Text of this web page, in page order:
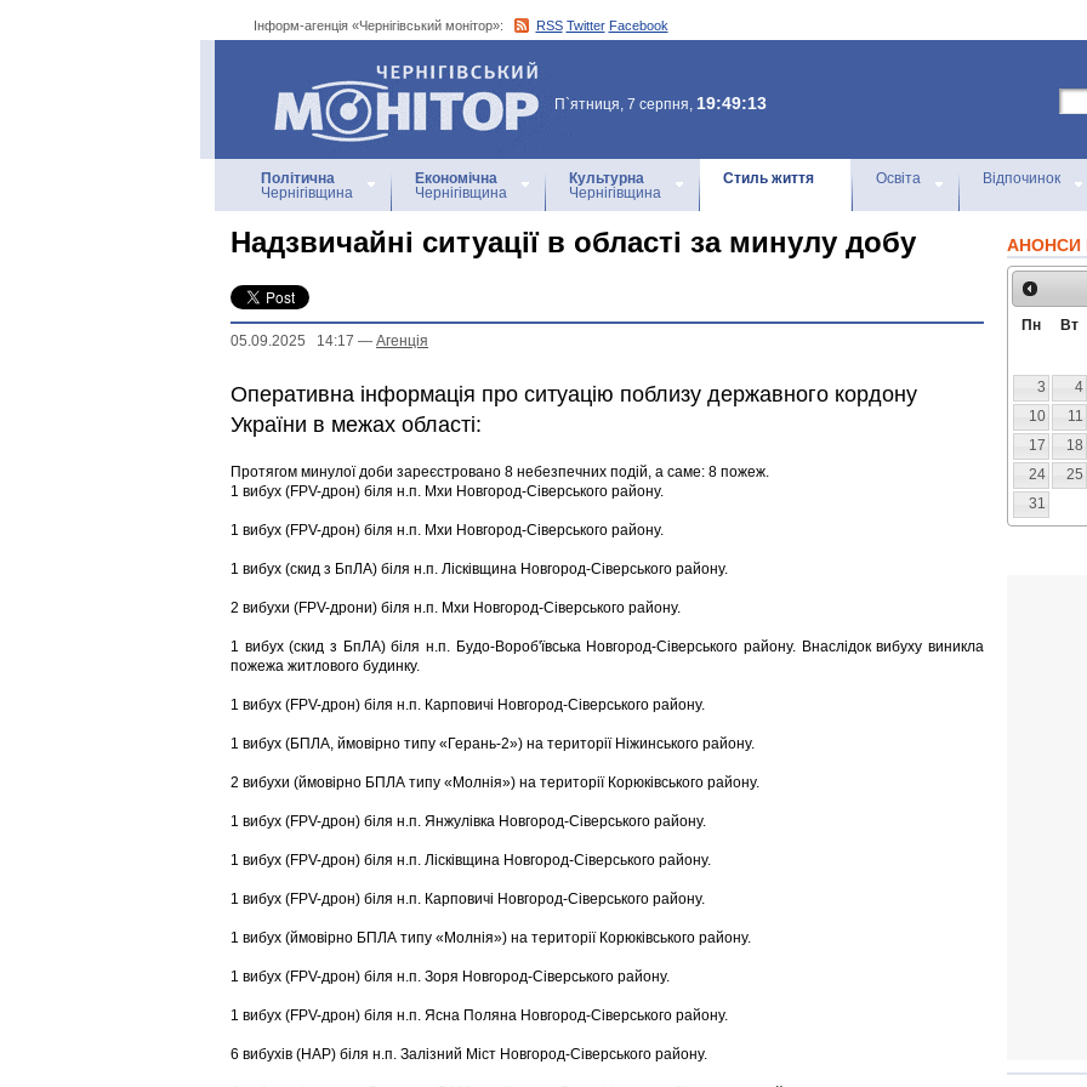
Інформ-агенція «Чернігівський монітор»: RSS Twitter Facebook
Інформ-агенція
«Чернігівський монітор»
П`ятниця, 7 серпня, 19:49:13
Політична
Чернігівщина
Економічна
Чернігівщина
Культурна
Чернігівщина
Стиль життя Освіта Відпочинок
Надзвичайні ситуації в області за минулу добу
05.09.2025 14:17 — Агенцiя
Оперативна інформація про ситуацію поблизу державного кордону
України в межах області:
Протягом минулої доби зареєстровано 8 небезпечних подій, а саме: 8 пожеж.
1 вибух (FPV-дрон) біля н.п. Мхи Новгород-Сіверського району.
1 вибух (FPV-дрон) біля н.п. Мхи Новгород-Сіверського району.
1 вибух (скид з БпЛА) біля н.п. Лісківщина Новгород-Сіверського району.
2 вибухи (FPV-дрони) біля н.п. Мхи Новгород-Сіверського району.
1 вибух (скид з БпЛА) біля н.п. Будо-Вороб'ївська Новгород-Сіверського району. Внаслідок вибуху виникла
пожежа житлового будинку.
1 вибух (FPV-дрон) біля н.п. Карповичі Новгород-Сіверського району.
1 вибух (БПЛА, ймовірно типу «Герань-2») на території Ніжинського району.
2 вибухи (ймовірно БПЛА типу «Молнія») на території Корюківського району.
1 вибух (FPV-дрон) біля н.п. Янжулівка Новгород-Сіверського району.
1 вибух (FPV-дрон) біля н.п. Лісківщина Новгород-Сіверського району.
1 вибух (FPV-дрон) біля н.п. Карповичі Новгород-Сіверського району.
1 вибух (ймовірно БПЛА типу «Молнія») на території Корюківського району.
1 вибух (FPV-дрон) біля н.п. Зоря Новгород-Сіверського району.
1 вибух (FPV-дрон) біля н.п. Ясна Поляна Новгород-Сіверського району.
6 вибухів (НАР) біля н.п. Залізний Міст Новгород-Сіверського району.
АНОНСИ
Пн Вт
3
4
10
11
17
18
24
25
31